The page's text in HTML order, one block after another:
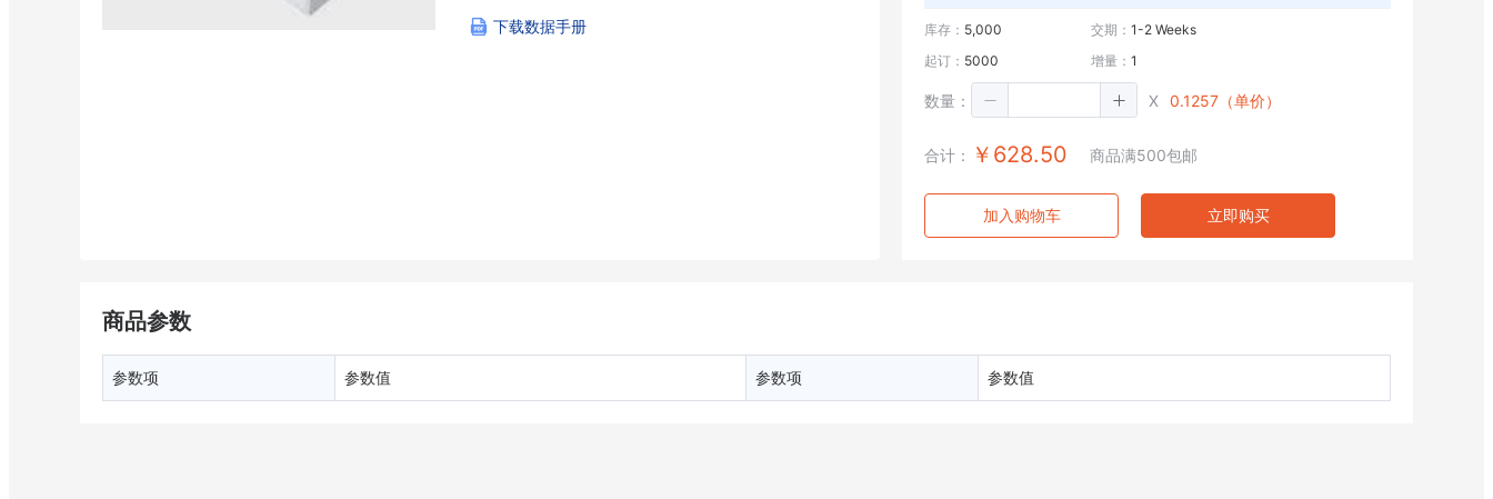
00V; Resistor Element Material:Thick Film; Pow
下载数据手册 库存： 5,000 交期： 1-2 Weeks
起订： 5000 增量： 1
数量： X 0.1257（单价）
合计： ￥628.50 商品满500包邮
加入购物车 立即购买
商品参数
参数项 参数值 参数项 参数值